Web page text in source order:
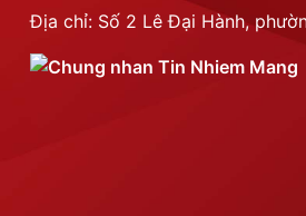
Địa chỉ: Số 2 Lê Đại Hành,